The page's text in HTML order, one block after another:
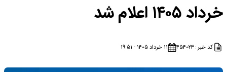
خرداد ۱۴۰۵ اعلام شد
کد خبر :۴۵۴۰۲۳ ۱۱ خرداد ۱۴۰۵ - ۱۹:۵۱